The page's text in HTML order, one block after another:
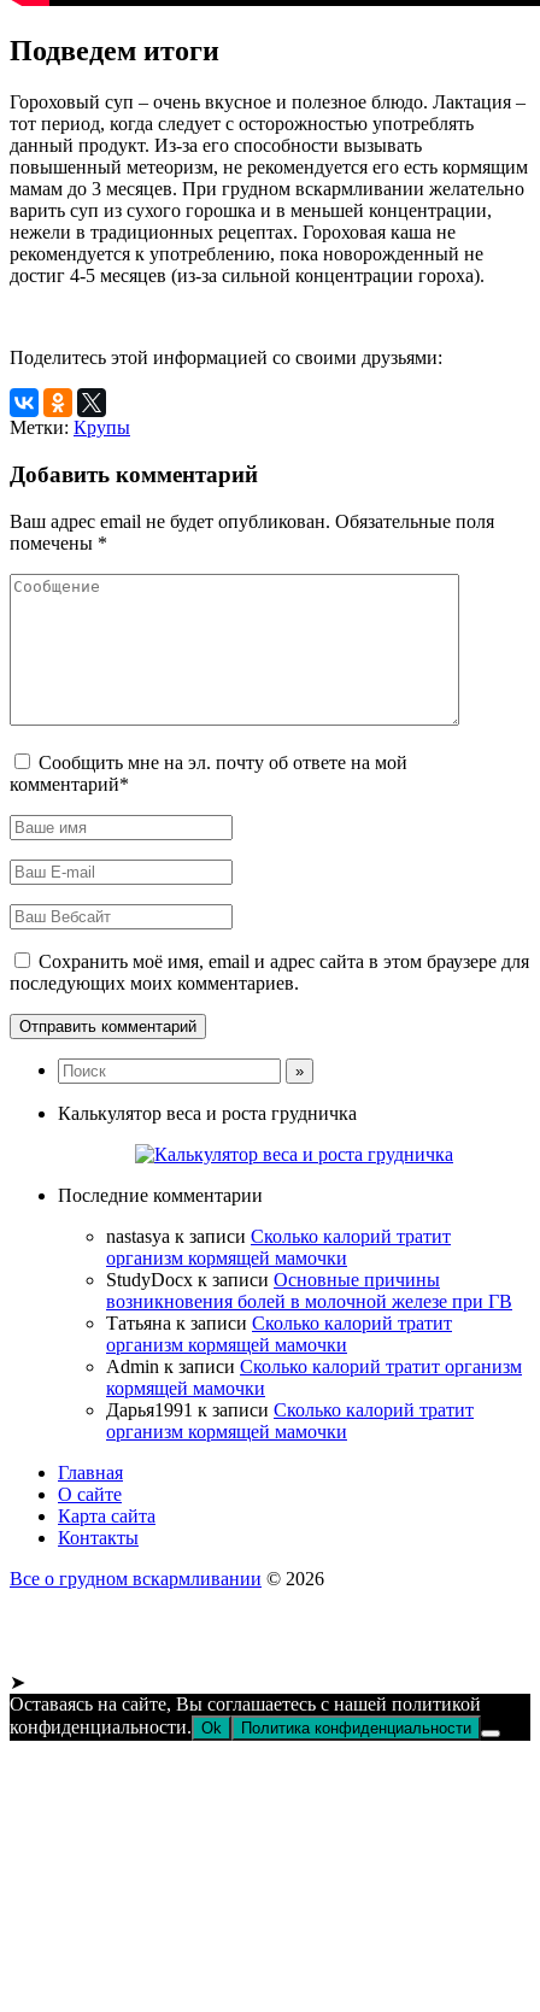
Подведем итоги
Гороховый суп – очень вкусное и полезное блюдо. Лактация –
тот период, когда следует с осторожностью употреблять
данный продукт. Из-за его способности вызывать
повышенный метеоризм, не рекомендуется его есть кормящим
мамам до 3 месяцев. При грудном вскармливании желательно
варить суп из сухого горошка и в меньшей концентрации,
нежели в традиционных рецептах. Гороховая каша не
рекомендуется к употреблению, пока новорожденный не
достиг 4-5 месяцев (из-за сильной концентрации гороха).
Поделитесь этой информацией со своими друзьями:
Метки: Крупы
Добавить комментарий
Ваш адрес email не будет опубликован. Обязательные поля
помечены *
Сообщить мне на эл. почту об ответе на мой
комментарий*
Сохранить моё имя, email и адрес сайта в этом браузере для
последующих моих комментариев.
Калькулятор веса и роста грудничка
Последние комментарии
nastasya к записи Сколько калорий тратит
организм кормящей мамочки
StudyDocx к записи Основные причины
возникновения болей в молочной железе при ГВ
Татьяна к записи Сколько калорий тратит
организм кормящей мамочки
Admin к записи Сколько калорий тратит организм
кормящей мамочки
Дарья1991 к записи Сколько калорий тратит
организм кормящей мамочки
Главная
О сайте
Карта сайта
Контакты
Все о грудном вскармливании © 2026
➤
Оставаясь на сайте, Вы соглашаетесь с нашей политикой
конфиденциальности. Ok Политика конфиденциальности